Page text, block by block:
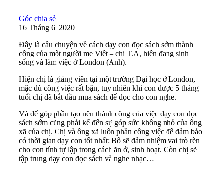
Góc chia sẻ
16 Tháng 6, 2020
Đây là câu chuyện về cách dạy con đọc sách sớm thành
công của một người mẹ Việt – chị T.A, hiện đang sinh
sống và làm việc ở London (Anh).
Hiện chị là giảng viên tại một trường Đại học ở London,
mặc dù công việc rất bận, tuy nhiên khi con được 5 tháng
tuổi chị đã bắt đầu mua sách để đọc cho con nghe.
Và để góp phần tạo nên thành công của việc dạy con đọc
sách sớm cũng phải kể đến sự góp sức không nhỏ của ông
xã của chị. Chị và ông xã luôn phần công việc để đảm bảo
có thời gian dạy con tốt nhất: Bố sẽ đảm nhiệm vai trò rèn
cho con tính tự lập trong cách ăn ở, sinh hoạt. Còn chị sẽ
tập trung dạy con đọc sách và nghe nhạc…